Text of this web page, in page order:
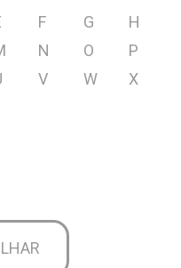
F G
H
N O
P
V W
X